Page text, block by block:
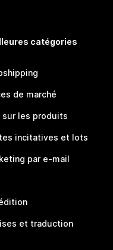
catégories
de marché
sur les produits
incitatives et lots
par e-mail
et traduction